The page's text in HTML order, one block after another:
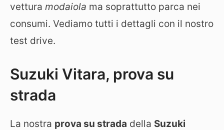
vettura modaiola ma soprattutto parca nei
consumi. Vediamo tutti i dettagli con il nostro
test drive.
Suzuki Vitara, prova su
strada
La nostra prova su strada della Suzuki